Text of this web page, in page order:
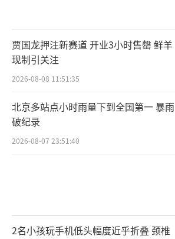
贾国龙押注新赛道 开业3小时售罄 鲜羊
现制引关注
2026-08-08 11:51:35
北京多站点小时雨量下到全国第一 暴雨
破纪录
2026-08-07 23:51:40
2名小孩玩手机低头幅度近乎折叠 颈椎